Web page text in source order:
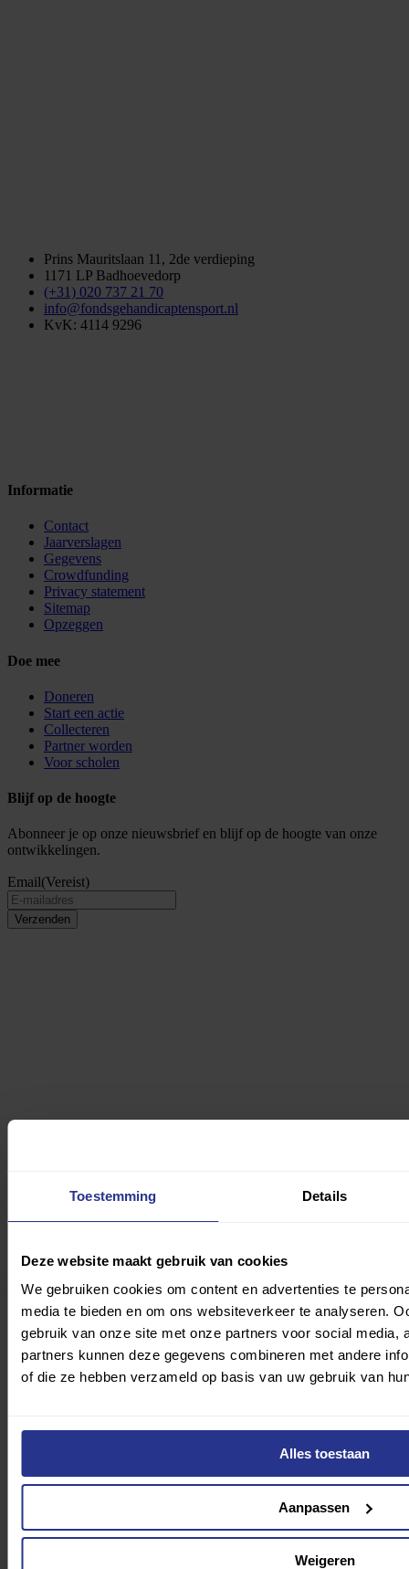
Toestemming Details
Deze website maakt gebruik van cookies
We gebruiken cookies om content en advertenties te
media te bieden en om ons websiteverkeer te analyseren.
gebruik van onze site met onze partners voor social media,
partners kunnen deze gegevens combineren met andere
of die ze hebben verzameld op basis van uw gebruik van
Alles toestaan
Aanpassen
Weigeren
Prins Mauritslaan 11, 2de verdieping
1171 LP Badhoevedorp
(+31) 020 737 21 70
info@fondsgehandicaptensport.nl
KvK: 4114 9296
Informatie
Contact
Jaarverslagen
Gegevens
Crowdfunding
Privacy statement
Sitemap
Opzeggen
Doe mee
Doneren
Start een actie
Collecteren
Partner worden
Voor scholen
Blijf op de hoogte
Abonneer je op onze nieuwsbrief en blijf op de hoogte van onze
ontwikkelingen.
Email(Vereist)
Verzenden
Erkend bij